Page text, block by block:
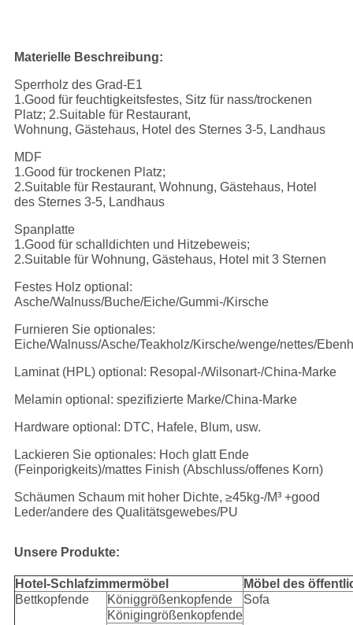
Materielle Beschreibung:
Sperrholz des Grad-E1
1.Good für feuchtigkeitsfestes, Sitz für nass/trockenen
Platz; 2.Suitable für Restaurant,
Wohnung, Gästehaus, Hotel des Sternes 3-5, Landhaus
MDF
1.Good für trockenen Platz;
2.Suitable für Restaurant, Wohnung, Gästehaus, Hotel
des Sternes 3-5, Landhaus
Spanplatte
1.Good für schalldichten und Hitzebeweis;
2.Suitable für Wohnung, Gästehaus, Hotel mit 3 Sternen
Festes Holz optional:
Asche/Walnuss/Buche/Eiche/Gummi-/Kirsche
Furnieren Sie optionales:
Eiche/Walnuss/Asche/Teakholz/Kirsche/wenge/nettes/
Laminat (HPL) optional: Resopal-/Wilsonart-/China-Marke
Melamin optional: spezifizierte Marke/China-Marke
Hardware optional: DTC, Hafele, Blum, usw.
Lackieren Sie optionales: Hoch glatt Ende
(Feinporigkeits)/mattes Finish (Abschluss/offenes Korn)
Schäumen Schaum mit hoher Dichte, ≥45kg-/M³ +good
Leder/andere des Qualitätsgewebes/PU
Unsere Produkte:
Hotel-Schlafzimmermöbel
Möbel des
Bettkopfende
Königgrößenkopfende
Sofa
Königingrößenkopfende